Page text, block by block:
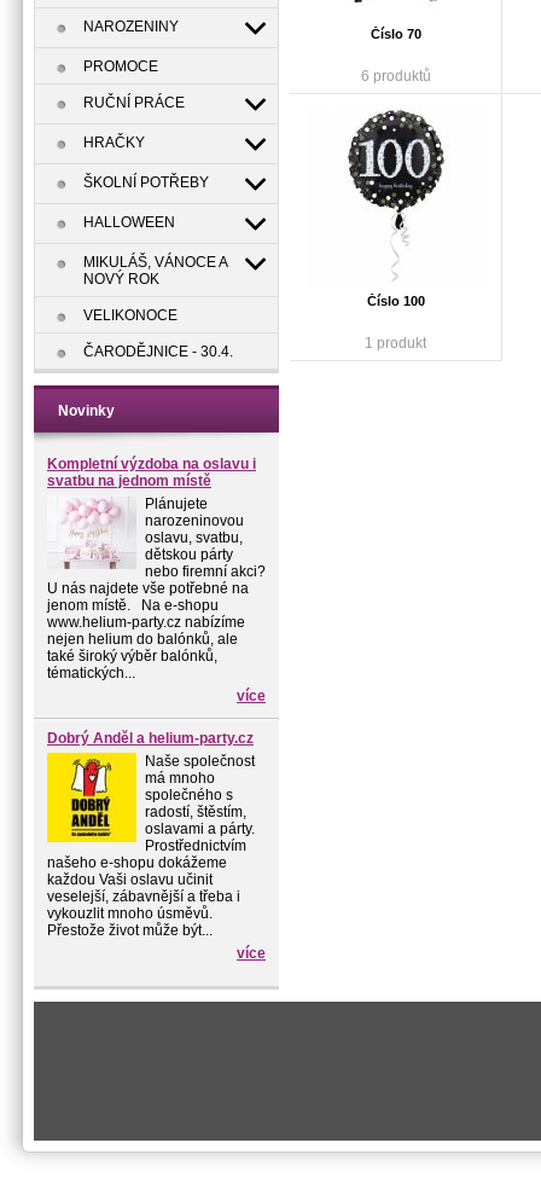
NAROZENINY
PROMOCE
RUČNÍ PRÁCE
HRAČKY
ŠKOLNÍ POTŘEBY
HALLOWEEN
MIKULÁŠ, VÁNOCE A
NOVÝ ROK
VELIKONOCE
ČARODĚJNICE - 30.4.
Novinky
Kompletní výzdoba na oslavu i
svatbu na jednom místě
Plánujete
narozeninovou
oslavu, svatbu,
dětskou párty
nebo firemní akci?
U nás najdete vše potřebné na
jenom místě. Na e-shopu
www.helium-party.cz nabízíme
nejen helium do balónků, ale
také široký výběr balónků,
tématických...
více
Dobrý Anděl a helium-party.cz
Naše společnost
má mnoho
společného s
radostí, štěstím,
oslavami a párty.
Prostřednictvím
našeho e-shopu dokážeme
každou Vaši oslavu učinit
veselejší, zábavnější a třeba i
vykouzlit mnoho úsměvů.
Přestože život může být...
více
Číslo 70
6 produktů
Číslo 100
1 produkt